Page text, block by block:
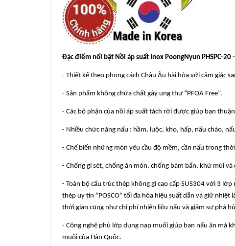
Đặc điểm nổi bật Nồi áp suất Inox PoongNyun PHSPC-20
- Thiết kế theo phong cách Châu Âu hài hòa với cảm giác
- Sản phẩm không chứa chất gây ung thư “PFOA Free”.
- Các bộ phận của nồi áp suất tách rời được giúp bạn
- Nhiều chức năng nấu : hầm, luộc, kho, hấp, nấu cháo,
- Chế biến những món yêu cầu độ mềm, cần nấu trong
- Chống gỉ sét, chống ăn mòn, chống bám bẩn, khử mùi và
- Toàn bộ cấu trúc thép không gỉ cao cấp SUS304 với 3
thép uy tín “POSCO” tối đa hóa hiệu suất dẫn và giữ
thời gian cũng như chi phí nhiên liệu nấu và giảm sự phá
- Công nghệ phủ lớp dung nạp muối giúp bạn nấu ăn mà
muối của Hàn Quốc.